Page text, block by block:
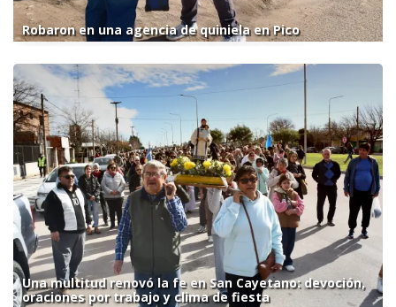
Robaron en una agencia de quiniela en Pico
Una multitud renovó la fe en San Cayetano: devoción,
oraciones por trabajo y clima de fiesta